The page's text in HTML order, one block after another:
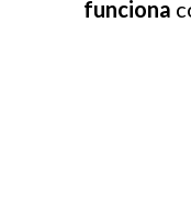
funciona